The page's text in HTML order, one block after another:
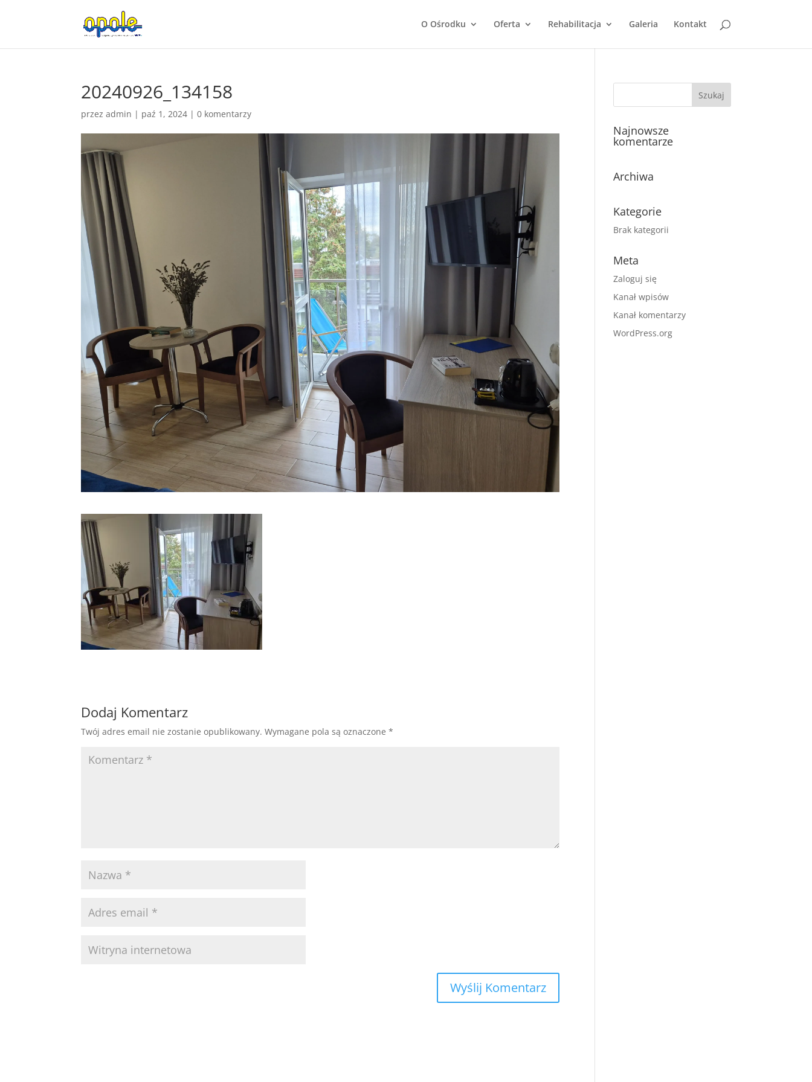
O Ośrodku Oferta Rehabilitacja Galeria Kontakt
20240926_134158
przezadmin | paź 1, 2024 |0 komentarzy
Dodaj Komentarz
Twój adres email nie zostanie opublikowany. Wymagane pola są oznaczone*
Najnowsze
komentarze
Archiwa
Kategorie
Brak kategorii
Meta
Zaloguj się
Kanał wpisów
Kanał komentarzy
WordPress.org